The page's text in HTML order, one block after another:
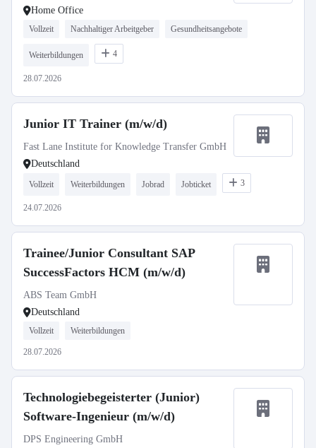
Home Office
Vollzeit Nachhaltiger Arbeitgeber Gesundheitsangebote
Weiterbildungen 4
28.07.2026
Junior IT Trainer (m/w/d)
Fast Lane Institute for Knowledge Transfer GmbH
Deutschland
Vollzeit Weiterbildungen Jobrad Jobticket 3
24.07.2026
Trainee/Junior Consultant SAP
SuccessFactors HCM (m/w/d)
ABS Team GmbH
Deutschland
Vollzeit Weiterbildungen
28.07.2026
Technologiebegeisterter (Junior)
Software-Ingenieur (m/w/d)
DPS Engineering GmbH